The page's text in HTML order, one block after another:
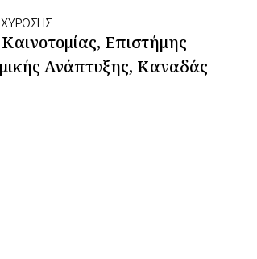
Επιστήμης
Ανάπτυξης, Καναδάς